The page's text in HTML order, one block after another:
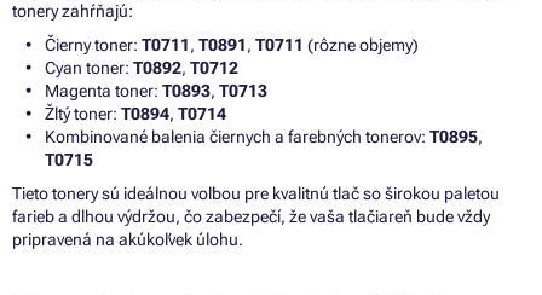
tonery zahŕňajú:
Čierny toner: T0711, T0891, T0711 (rôzne objemy)
Cyan toner: T0892, T0712
Magenta toner: T0893, T0713
Žltý toner: T0894, T0714
Kombinované balenia čiernych a farebných tonerov: T0895,
T0715
Tieto tonery sú ideálnou voľbou pre kvalitnú tlač so širokou paletou
farieb a dlhou výdržou, čo zabezpečí, že vaša tlačiareň bude vždy
pripravená na akúkoľvek úlohu.